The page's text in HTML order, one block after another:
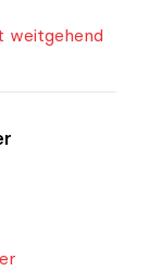
weitgehend